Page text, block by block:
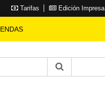
Tarifas Edición Impresa